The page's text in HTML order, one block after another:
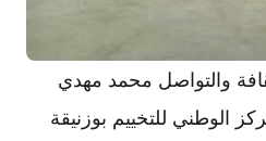
والتواصل محمد مهدي
الوطني للتخييم بوزنيقة